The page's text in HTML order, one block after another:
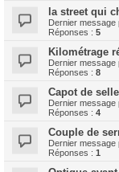
la street qui
Dernier message
Réponses : 5
Kilométrage
Dernier message
Réponses : 8
Capot de selle
Dernier message
Réponses : 4
Couple de
Dernier message
Réponses : 1